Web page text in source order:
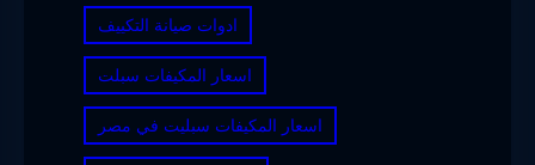
ادوات صيانة التكييف
اسعار المكيفات سبلت
اسعار المكيفات سبليت في مصر